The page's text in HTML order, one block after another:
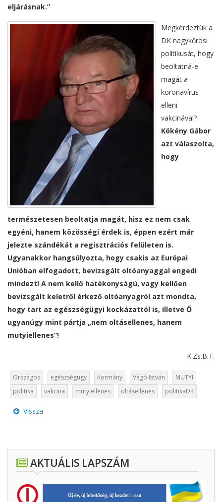
eljárásnak.”
Megkérdeztük a
DK nagykőrösi
politikusát, hogy
beoltatná-e
magát a
koronavírus
elleni
vakcinával?
Kökény Gábor
azt válaszolta,
hogy
természetesen beoltatja magát, hisz ez nem csak
egyéni, hanem közösségi érdek is, éppen ezért már
jelezte szándékát a regisztrációs felületen is.
Ugyanakkor hangsúlyozta, hogy csakis az Európai
Unióban elfogadott, bevizsgált oltóanyaggal engedi
mindezt! A nem kellő hatékonyságú, vagy kellően
bevizsgált keletről érkező oltóanyagról azt mondta,
hogy tart az egészségügyi kockázattól is, illetve Ő
ugyanúgy mint pártja „nem oltásellenes, hanem
mutyiellenes”!
K.Zs.B.T.
Országos egészségügy Kormány Vágó István
MUTYI
politika
vakcina mutyiellenes oltásellenes politikaDK
Vissza
AKTUÁLIS LAPSZÁM